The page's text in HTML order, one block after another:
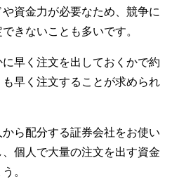
資金力が必要なため、競争に
きないことも多いです。
早く注文を出しておくかで約
早く注文することが求められ
ら配分する証券会社をお使い
個人で大量の注文を出す資金
。